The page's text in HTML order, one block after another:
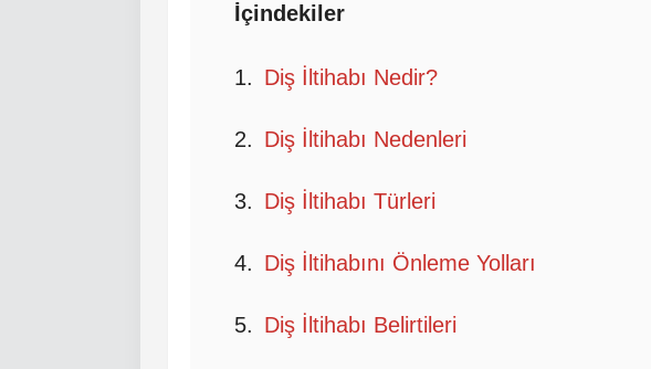
İçindekiler
Diş İltihabı Nedir?
Diş İltihabı Nedenleri
Diş İltihabı Türleri
Diş İltihabını Önleme Yolları
Diş İltihabı Belirtileri